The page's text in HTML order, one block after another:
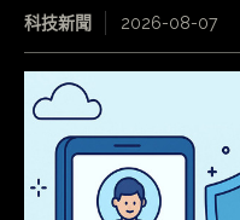
科技新聞 2026-08-07